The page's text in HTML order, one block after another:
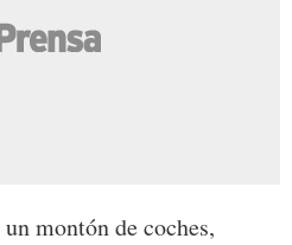
montón de coches,